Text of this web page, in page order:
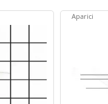
Aparici